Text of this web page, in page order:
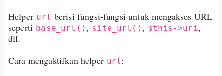
Helper url berisi fungsi-fungsi untuk mengakses URL
seperti base_url() , site_url() , $this->uri,
dll.
Cara mengaktifkan helper url: